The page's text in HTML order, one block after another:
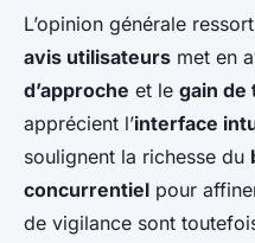
L’opinion générale
avis utilisateurs met en
d’approche et le gain de
apprécient l’interface
soulignent la richesse du
concurrentiel pour
de vigilance sont